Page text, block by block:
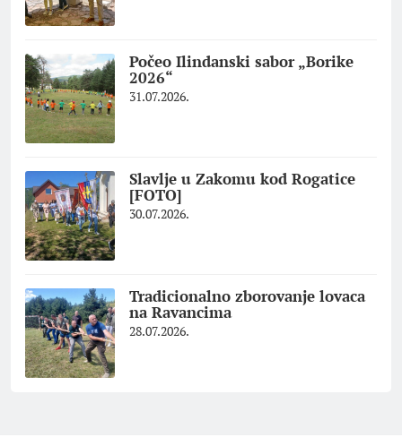
Počeo Ilindanski sabor „Borike
2026“
31.07.2026.
Slavlje u Zakomu kod Rogatice
[FOTO]
30.07.2026.
Tradicionalno zborovanje lovaca
na Ravancima
28.07.2026.